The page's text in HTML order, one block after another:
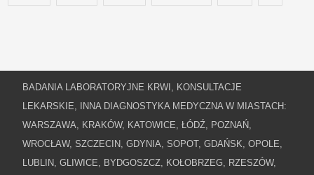
BADANIA LABORATORYJNE KRWI, KONSULTACJE
LEKARSKIE, INNA DIAGNOSTYKA MEDYCZNA W MIASTACH:
WARSZAWA, KRAKÓW, KATOWICE, ŁÓDŹ, POZNAŃ,
WROCŁAW, SZCZECIN, GDYNIA, SOPOT, GDAŃSK, OPOLE,
LUBLIN, GLIWICE, BYDGOSZCZ, KOŁOBRZEG, RZESZÓW,